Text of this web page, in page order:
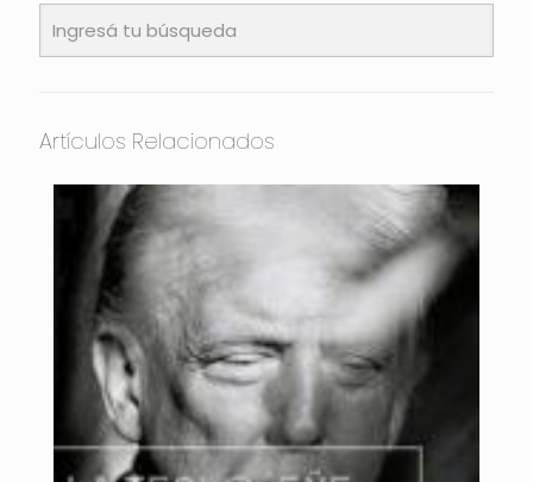
Artículos Relacionados